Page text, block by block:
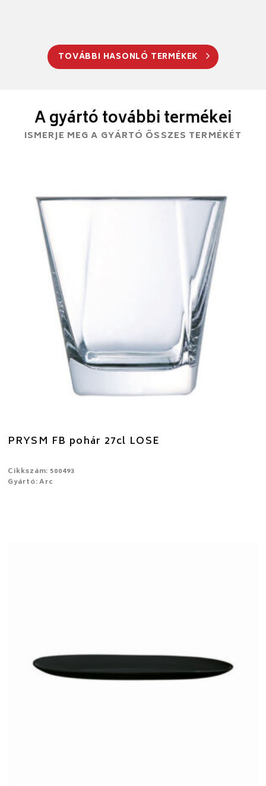
TOVÁBBI HASONLÓ TERMÉKEK
A gyártó további termékei
ISMERJE MEG A GYÁRTÓ ÖSSZES TERMÉKÉT
PRYSM FB pohár 27cl LOSE
Cikkszám: 500493
Gyártó: Arc